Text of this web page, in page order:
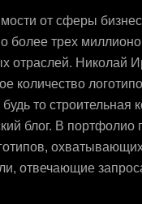
от сферы
более трех
отраслей. Николай
количество
то строительная
блог. В портфолио
отвечающие